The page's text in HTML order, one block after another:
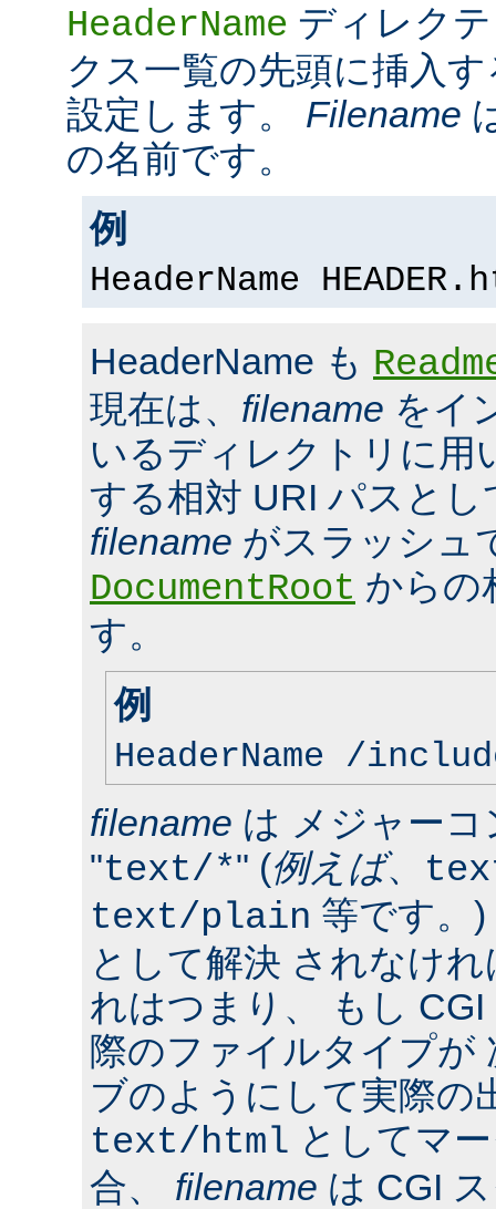
HeaderName ディレク
クス一覧の先頭に挿入
設定します。 Filename
の名前です。
例
HeaderName
HeaderName も
現在は、 filename をイ
いるディレクトリに用
する相対 URI パスと
filename がスラッシュ
DocumentRoot からの
す。
例
HeaderName /
filename は メジャー
"text/*" (例えば、
text/plain 等です。
として解決 されなけ
れはつまり、 もし
際のファイルタイプが
ブのようにして実際の
text/html としてマ
合、 filename は CGI